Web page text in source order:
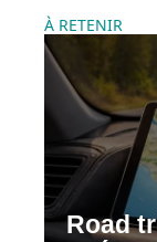
À RETENIR
Road